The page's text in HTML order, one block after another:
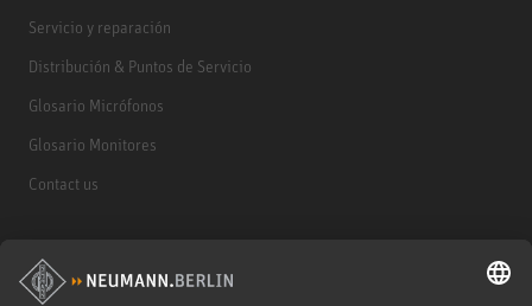
Servicio y reparación
Distribución & Puntos de Servicio
Glosario Micrófonos
Glosario Monitores
Contact us
Micrófonos